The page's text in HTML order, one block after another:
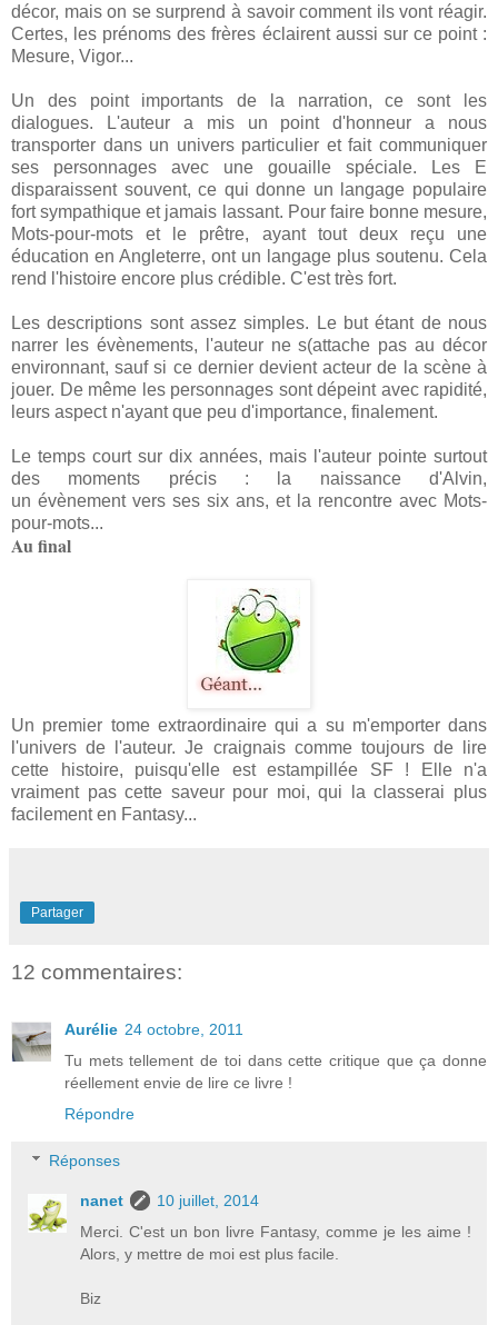
décor, mais on se surprend à savoir comment ils vont réagir.
Certes, les prénoms des frères éclairent aussi sur ce point :
Mesure, Vigor...
Un des point importants de la narration, ce sont les
dialogues. L'auteur a mis un point d'honneur a nous
transporter dans un univers particulier et fait communiquer
ses personnages avec une gouaille spéciale. Les E
disparaissent souvent, ce qui donne un langage populaire
fort sympathique et jamais lassant. Pour faire bonne mesure,
Mots-pour-mots et le prêtre, ayant tout deux reçu une
éducation en Angleterre, ont un langage plus soutenu. Cela
rend l'histoire encore plus crédible. C'est très fort.
Les descriptions sont assez simples. Le but étant de nous
narrer les évènements, l'auteur ne s(attache pas au décor
environnant, sauf si ce dernier devient acteur de la scène à
jouer. De même les personnages sont dépeint avec rapidité,
leurs aspect n'ayant que peu d'importance, finalement.
Le temps court sur dix années, mais l'auteur pointe surtout
des moments précis : la naissance d'Alvin,
un évènement vers ses six ans, et la rencontre avec Mots-
pour-mots...
Au final
Un premier tome extraordinaire qui a su m'emporter dans
l'univers de l'auteur. Je craignais comme toujours de lire
cette histoire, puisqu'elle est estampillée SF ! Elle n'a
vraiment pas cette saveur pour moi, qui la classerai plus
facilement en Fantasy...
Partager
12 commentaires:
Aurélie 24 octobre, 2011
Tu mets tellement de toi dans cette critique que ça donne
réellement envie de lire ce livre !
Répondre
Réponses
nanet
10 juillet, 2014
Merci. C'est un bon livre Fantasy, comme je les aime !
Alors, y mettre de moi est plus facile.
Biz